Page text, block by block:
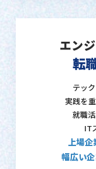
エン
転
テッ
実践を
就職
IT
上場企
幅広い